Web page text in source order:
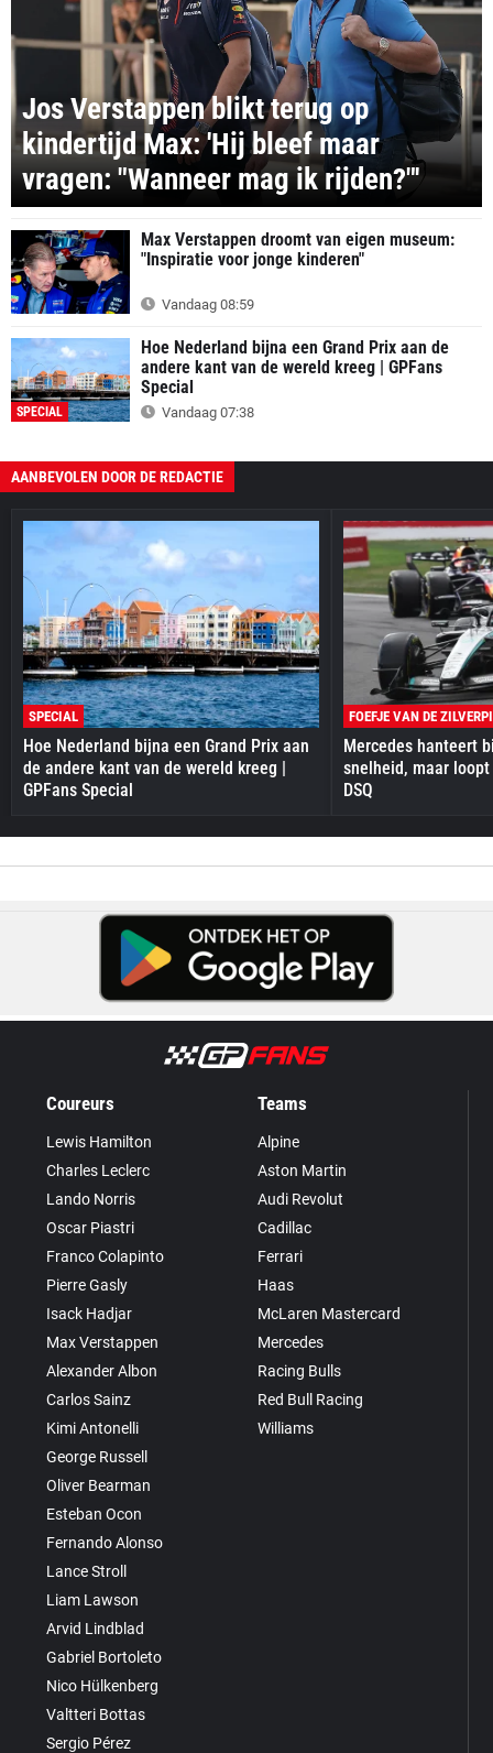
Jos Verstappen blikt terug op
kindertijd Max: 'Hij bleef maar
vragen: "Wanneer mag ik rijden?"'
Max Verstappen droomt van eigen museum:
"Inspiratie voor jonge kinderen"
Vandaag 08:59
SPECIAL
Hoe Nederland bijna een Grand Prix aan de
andere kant van de wereld kreeg | GPFans
Special
Vandaag 07:38
AANBEVOLEN DOOR DE REDACTIE
SPECIAL
Hoe Nederland bijna een Grand Prix aan
de andere kant van de wereld kreeg |
GPFans Special
FOEFJE VAN DE
Mercedes hanteert
snelheid, maar
DSQ
Coureurs
Lewis Hamilton
Charles Leclerc
Lando Norris
Oscar Piastri
Franco Colapinto
Pierre Gasly
Isack Hadjar
Max Verstappen
Alexander Albon
Carlos Sainz
Kimi Antonelli
George Russell
Oliver Bearman
Esteban Ocon
Fernando Alonso
Lance Stroll
Liam Lawson
Arvid Lindblad
Gabriel Bortoleto
Nico Hülkenberg
Valtteri Bottas
Sergio Pérez
Teams
Alpine
Aston Martin
Audi Revolut
Cadillac
Ferrari
Haas
McLaren Mastercard
Mercedes
Racing Bulls
Red Bull Racing
Williams